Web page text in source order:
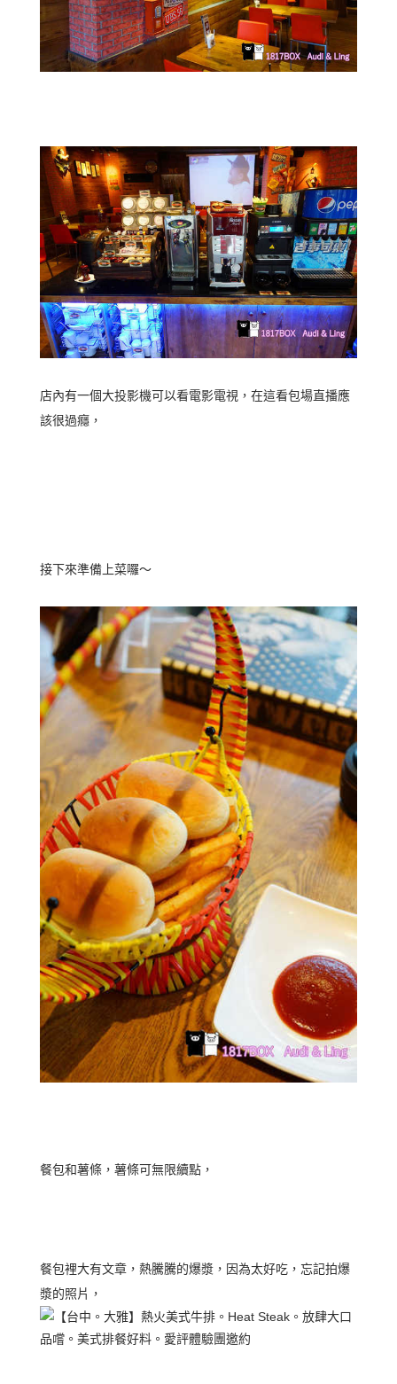
店內有一個大投影機可以看電影電視，在這看包場直播應
該很過癮，
接下來準備上菜囉～
餐包和薯條，薯條可無限續點，
餐包裡大有文章，熱騰騰的爆漿，因為太好吃，忘記拍爆
漿的照片，